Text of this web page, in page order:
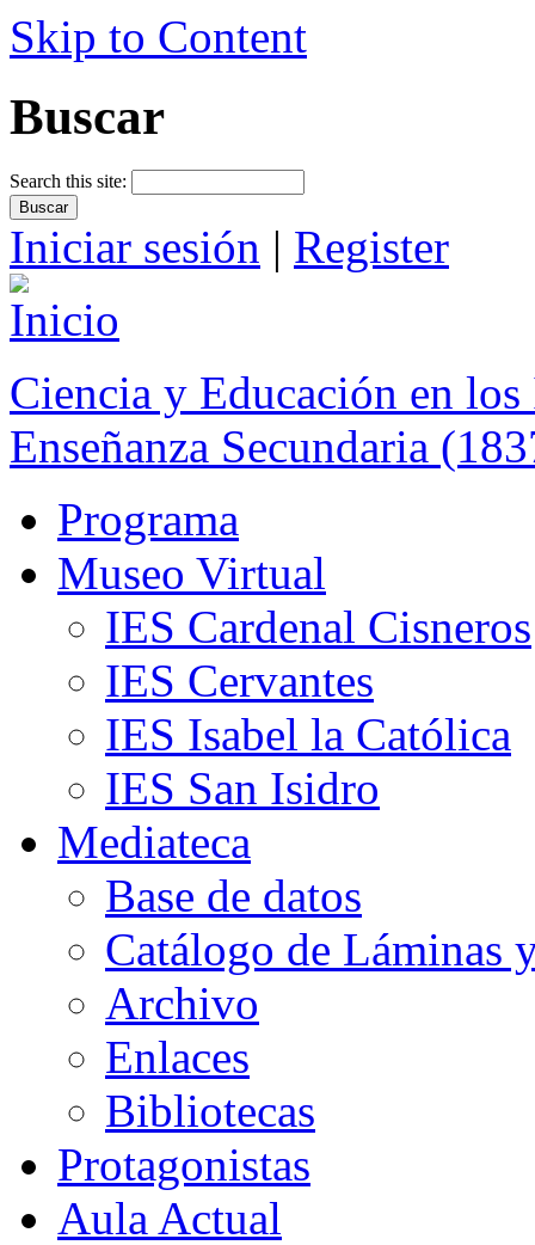
Skip to Content
Buscar
Search this site:
Iniciar sesión | Register
Ciencia y Educación en
Enseñanza Secundaria
Programa
Museo Virtual
IES Cardenal Cisneros
IES Cervantes
IES Isabel la Católica
IES San Isidro
Mediateca
Base de datos
Catálogo de Láminas
Archivo
Enlaces
Bibliotecas
Protagonistas
Aula Actual